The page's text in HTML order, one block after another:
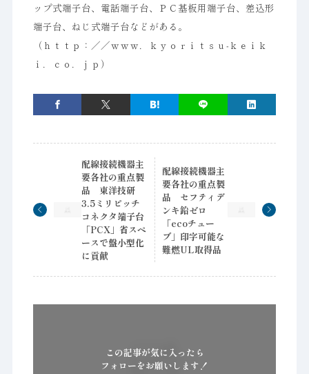
ップ式端子台、電話端子台、ＰＣ基板用端子台、差込形
端子台、ねじ式端子台などがある。
（ｈｔｔｐ：／／ｗｗｗ．ｋｙｏｒｉｔｓｕ‐ｋｅｉｋ
ｉ．ｃｏ．ｊｐ）
配線接続機器主
要各社の重点製
品 東洋技研
3.5ミリピッチ
コネクタ端子台
「PCX」省スペ
ースで盤小型化
に貢献
配線接続機器主
要各社の重点製
品 セフティデ
ンキ鉛ゼロ
「ecoチュー
ブ」印字可能な
難燃UL取得品
この記事が気に入ったら
フォローをお願いします！